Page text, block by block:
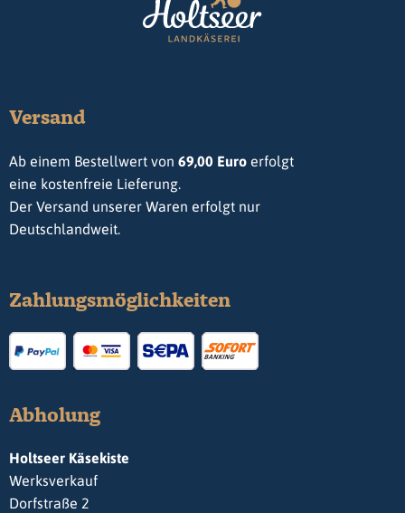
Versand
Ab einem Bestellwert von 69,00 Euro erfolgt
eine kostenfreie Lieferung.
Der Versand unserer Waren erfolgt nur
Deutschlandweit.
Zahlungsmöglichkeiten
Abholung
Holtseer Käsekiste
Werksverkauf
Dorfstraße 2